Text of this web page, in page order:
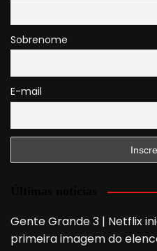
Sobrenome
E-mail
Gente Grande 3 | Netflix
primeira imagem do